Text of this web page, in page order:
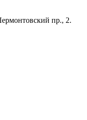
пр., 2.